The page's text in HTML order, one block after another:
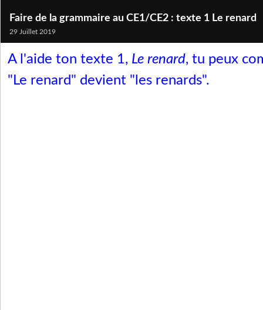
Faire de la grammaire au CE1/CE2 : texte 1 Le renard
29 Juillet 2019
A l'aide ton texte 1, Le renard, tu peux
"Le renard" devient "les renards".